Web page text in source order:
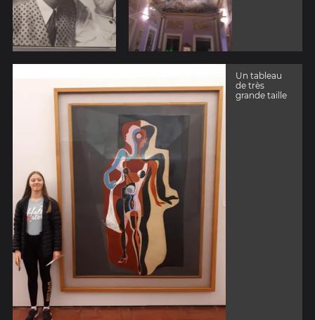
Un tableau
de très
grande taille